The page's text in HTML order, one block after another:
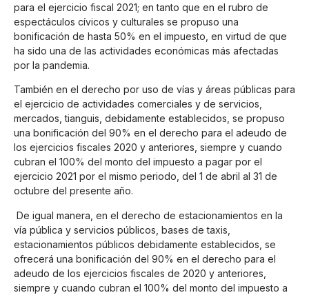
para el ejercicio fiscal 2021; en tanto que en el rubro de
espectáculos cívicos y culturales se propuso una
bonificación de hasta 50% en el impuesto, en virtud de que
ha sido una de las actividades económicas más afectadas
por la pandemia.
También en el derecho por uso de vías y áreas públicas para
el ejercicio de actividades comerciales y de servicios,
mercados, tianguis, debidamente establecidos, se propuso
una bonificación del 90% en el derecho para el adeudo de
los ejercicios fiscales 2020 y anteriores, siempre y cuando
cubran el 100% del monto del impuesto a pagar por el
ejercicio 2021 por el mismo periodo, del 1 de abril al 31 de
octubre del presente año.
De igual manera, en el derecho de estacionamientos en la
vía pública y servicios públicos, bases de taxis,
estacionamientos públicos debidamente establecidos, se
ofrecerá una bonificación del 90% en el derecho para el
adeudo de los ejercicios fiscales de 2020 y anteriores,
siempre y cuando cubran el 100% del monto del impuesto a